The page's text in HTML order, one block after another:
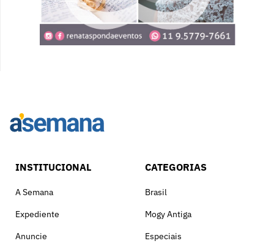
INSTITUCIONAL
A Semana
Expediente
Anuncie
CATEGORIAS
Brasil
Mogy Antiga
Especiais